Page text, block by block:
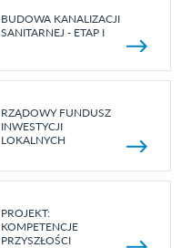
BUDOWA KANALIZACJI
SANITARNEJ - ETAP I
RZĄDOWY FUNDUSZ
INWESTYCJI
LOKALNYCH
PROJEKT:
KOMPETENCJE
PRZYSZŁOŚCI